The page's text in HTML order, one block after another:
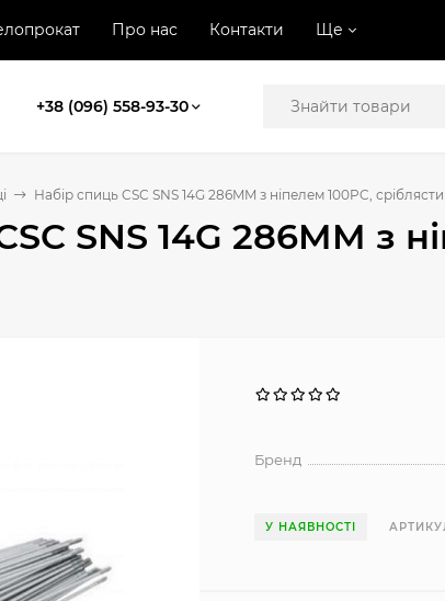
Про нас Контакти Ще
+38 (096) 558-93-30
Набір спиць CSC SNS 14G 286MM з ніпелем 100PC,
SNS 14G 286MM з
Бренд
У НАЯВНОСТІ